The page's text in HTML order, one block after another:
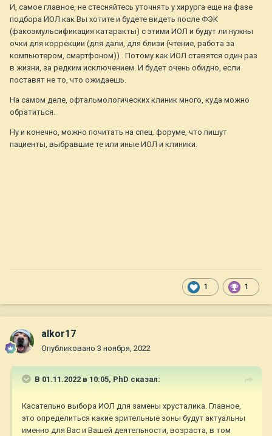
И, самое главное, не стесняйтесь уточнять у хирурга еще на фазе
подбора ИОЛ как Вы хотите и будете видеть после ФЭК
(факоэмульсификация катаракты) с этими ИОЛ и будут ли нужны
очки для коррекции (для дали, для близи (чтение, работа за
компьютером, смартфоном)) . Потому как ИОЛ ставятся один раз
в жизни, за редким исключением. И будет очень обидно, если
поставят не то, что ожидаешь.
На самом деле, офтальмологических клиник много, куда можно
обратиться.
Ну и конечно, можно почитать на спец. форуме, что пишут
пациенты, выбравшие те или иные ИОЛ и клиники.
1 1
alkor17
Опубликовано 3 ноября, 2022
В 01.11.2022 в 10:05, PhD сказал:
Касательно выбора ИОЛ для замены хрусталика. Главное,
это определиться какие зрительные зоны будут актуальны
именно для Вас и Вашей деятельности, возраста, в том